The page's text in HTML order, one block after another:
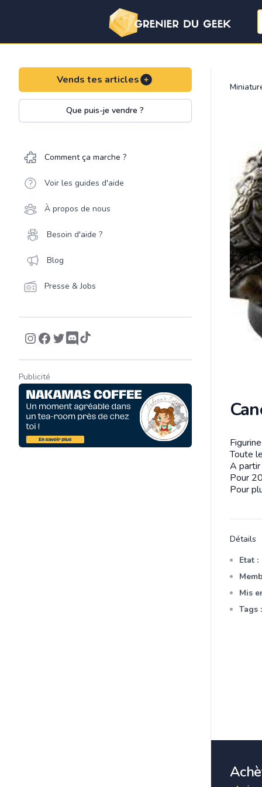
Vends tes articles
Que puis-je vendre ?
Comment ça marche ?
Voir les guides d'aide
À propos de nous
Besoin d'aide ?
Blog
Presse & Jobs
Publicité
Toute
A
Pour
Pour
Détails
Etat :
Mis
Tags :